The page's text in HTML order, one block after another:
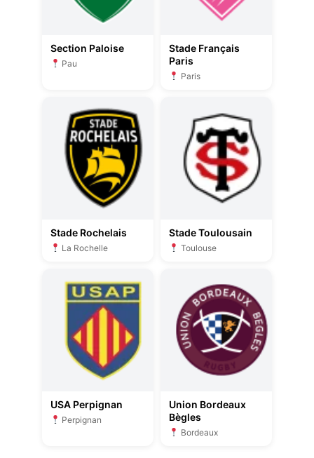
Section Paloise
Pau
Stade Français
Paris
Paris
Stade Rochelais
La Rochelle
Stade Toulousain
Toulouse
USA Perpignan
Perpignan
Union Bordeaux
Bègles
Bordeaux